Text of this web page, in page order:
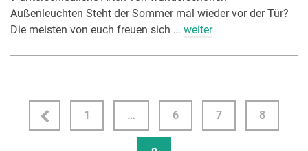
Außenleuchten Steht der Sommer mal wieder vor der Tür?
Die meisten von euch freuen sich … weiter
1 … 6 7 8